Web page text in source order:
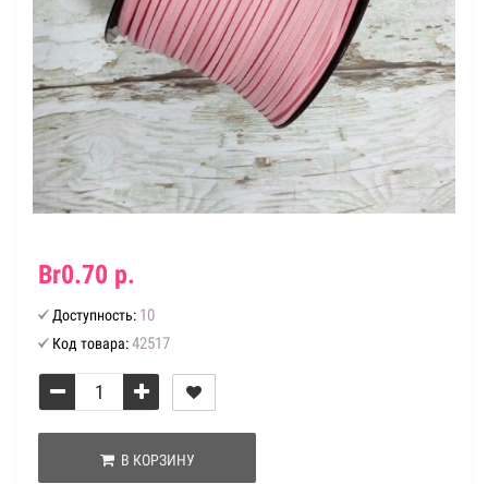
Br0.70 р.
Доступность: 10
Код товара:42517
В КОРЗИНУ